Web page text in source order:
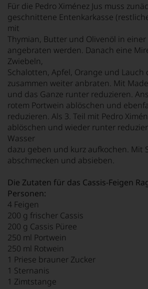
Für die Pedro Ximénez Jus muss
geschnittene Entenkarkasse
mit
Thymian, Butter und Olivenöl in einer
angebraten werden. Danach eine
Zwiebeln,
Schalotten, Apfel, Orange und Lauch
zusammen weiter anbraten. Mit
und das Ganze runter reduzieren.
rotem Portwein ablöschen und
reduzieren. Als 3. Teil mit Pedro
ablöschen und wieder runter
Wasser
dazu geben und kurz aufkochen. Mit
abschmecken und absieben.
Die Zutaten für das Cassis-Feigen
Personen:
4 Feigen
200 g frischer Cassis
200 g Cassis Püree
250 ml Portwein
250 ml Rotwein
1 Priese brauner Zucker
1 Sternanis
1 Zimtstange